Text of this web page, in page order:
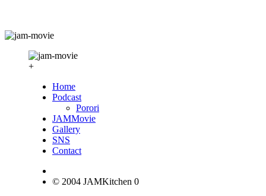
+
Home
Podcast
Porori
JAMMovie
Gallery
SNS
Contact
© 2004 JAMKitchen 0